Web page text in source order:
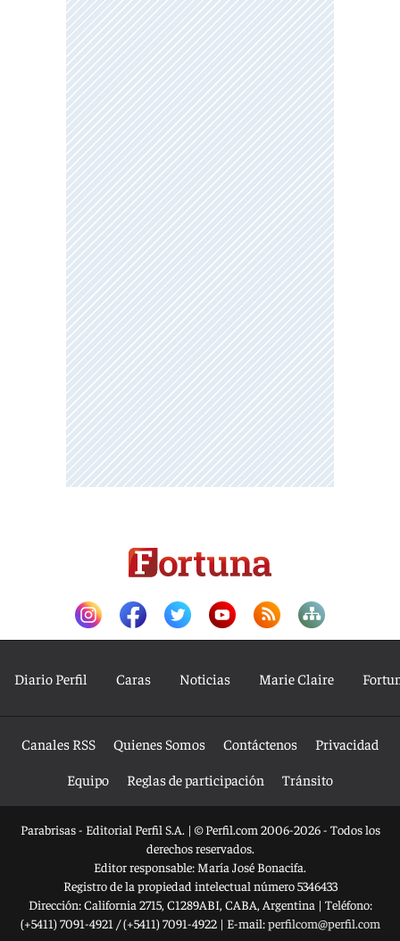
Diario Perfil Caras Noticias Marie Claire
Canales RSS Quienes Somos Contáctenos
Privacidad
Equipo
Reglas de participación Tránsito
Parabrisas - Editorial Perfil S.A. | © Perfil.com 2006-2026 - Todos los
derechos reservados.
Editor responsable: María José Bonacifa.
Registro de la propiedad intelectual número 5346433
Dirección:California 2715, C1289ABI, CABA, Argentina | Teléfono:
(+5411) 7091-4921 /(+5411) 7091-4922| E-mail:perfilcom@perfil.com